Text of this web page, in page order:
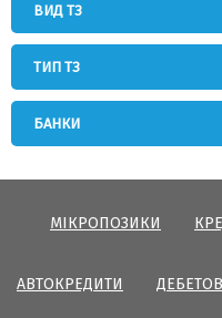
ВИД ТЗ
ТИП ТЗ
БАНКИ
МІКРОПОЗИКИ
АВТОКРЕДИТИ